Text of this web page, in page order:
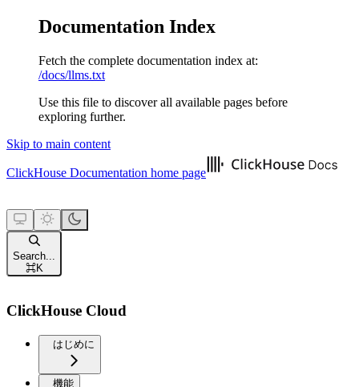
Documentation Index
Fetch the complete documentation index at:
/docs/llms.txt
Use this file to discover all available pages before
exploring further.
Skip to main content
ClickHouse Documentation home page
Search...
⌘K
ClickHouse Cloud
はじめに
機能